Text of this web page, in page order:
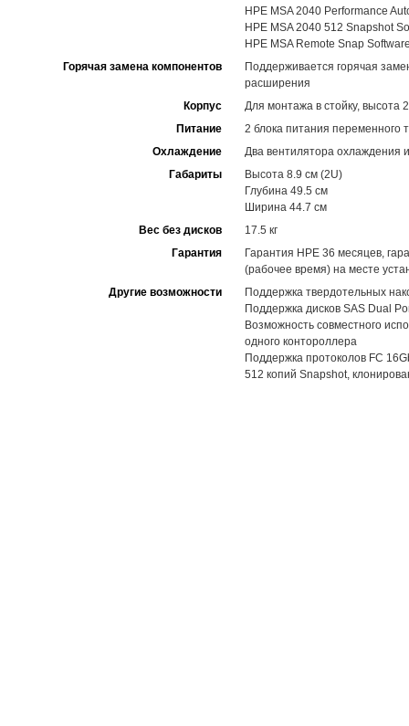
HPE MSA 2040 Performance
HPE MSA 2040 512 Snapshot
HPE MSA Remote Snap
Горячая замена компонентов
Поддерживается горячая
расширения
Корпус
Для монтажа в стойку, высота
Питание
2 блока питания переменного
Охлаждение
Два вентилятора охлаждения
Габариты
Высота 8.9 см (2U)
Глубина 49.5 см
Ширина 44.7 см
Вес без дисков
17.5 кг
Гарантия
Гарантия HPE 36 месяцев,
(рабочее время) на месте
Другие возможности
Поддержка твердотельных
Поддержка дисков SAS Dual
Возможность совместного
одного контороллера
Поддержка протоколов FC
512 копий Snapshot,